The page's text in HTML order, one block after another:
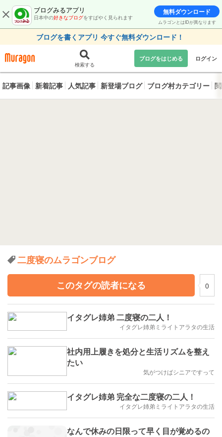
ブログみるアプリ
日本中の好きなブログをすばやく見られます
無料ダウンロード
ムラゴンとはIDが異なります
ブログを書くアプリ 今すぐ無料ダウンロード！
検索する
ブログをはじめる ログイン
記事画像 新着記事 人気記事 新登場ブログ ブログ村カテゴリー
二度寝のムラゴンブログ
このタグの読者になる
0
イタグレ姉弟 二度寝の二人！
イタグレ姉弟ミライトアラタの生活
社内用上履きを処分と生活リズムを整え
たい
気がつけばシニアですって
イタグレ姉弟 完全な二度寝の二人！
イタグレ姉弟ミライトアラタの生活
なんで休みの日限って早く目が覚めるの